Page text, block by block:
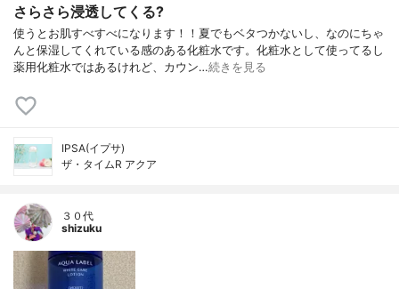
さらさら浸透してくる?
使うとお肌すべすべになります！！夏でもベタつかないし、なのにちゃ
んと保湿してくれている感のある化粧水です。化粧水として使ってるし
薬用化粧水ではあるけれど、カウン…続きを見る
IPSA(イプサ)
ザ・タイムR アクア
３０代
shizuku